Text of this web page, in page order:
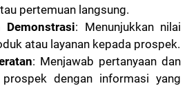
pertemuan langsung.
Demonstrasi: Menunjukkan nilai
atau layanan kepada prospek.
: Menjawab pertanyaan dan
dengan informasi yang